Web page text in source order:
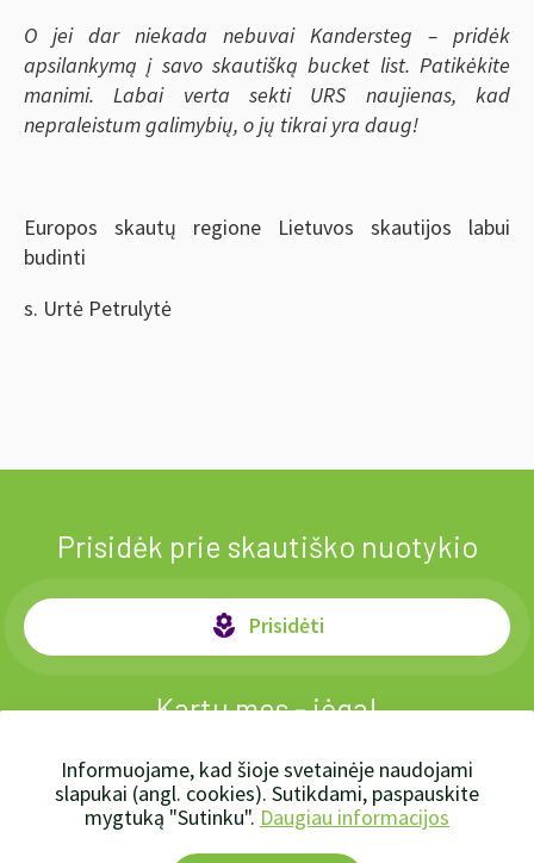
O jei dar niekada nebuvai Kandersteg – pridėk
apsilankymą į savo skautišką bucket list. Patikėkite
manimi. Labai verta sekti URS naujienas, kad
nepraleistum galimybių, o jų tikrai yra daug!
Europos skautų regione Lietuvos skautijos labui
budinti
s. Urtė Petrulytė
Informuojame, kad šioje svetainėje naudojami
slapukai (angl. cookies). Sutikdami, paspauskite
mygtuką "Sutinku". Daugiau informacijos
Prisidėk prie skautiško nuotykio
local_florist Prisidėti
Kartu mes - jėga!